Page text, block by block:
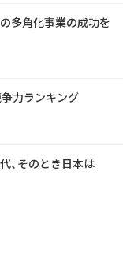
多角化事業の成功を
力ランキング
、そのとき日本は